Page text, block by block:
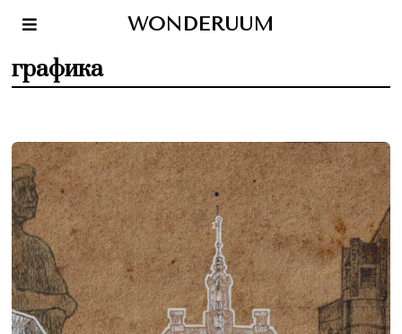
WONDERUUM
графика